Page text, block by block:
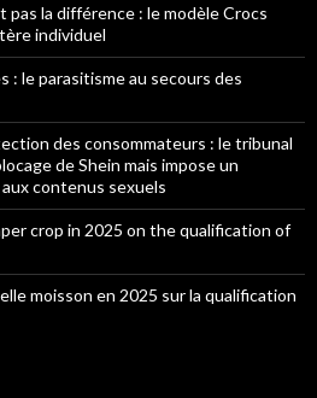
la différence : le modèle Crocs
individuel
: le parasitisme au secours des
des consommateurs : le tribunal
de Shein mais impose un
contenus sexuels
crop in 2025 on the qualification of
moisson en 2025 sur la qualification